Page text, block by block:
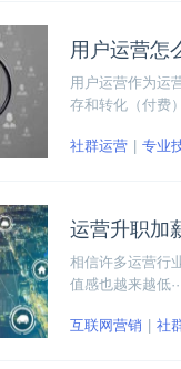
用户运营怎
用户运营作为运
存和转化（付费
分、EDM、活动
社群运营 专业
运营升职加
相信许多运营行
值感也越来越低
位上却依旧迷茫
互联网营销 社